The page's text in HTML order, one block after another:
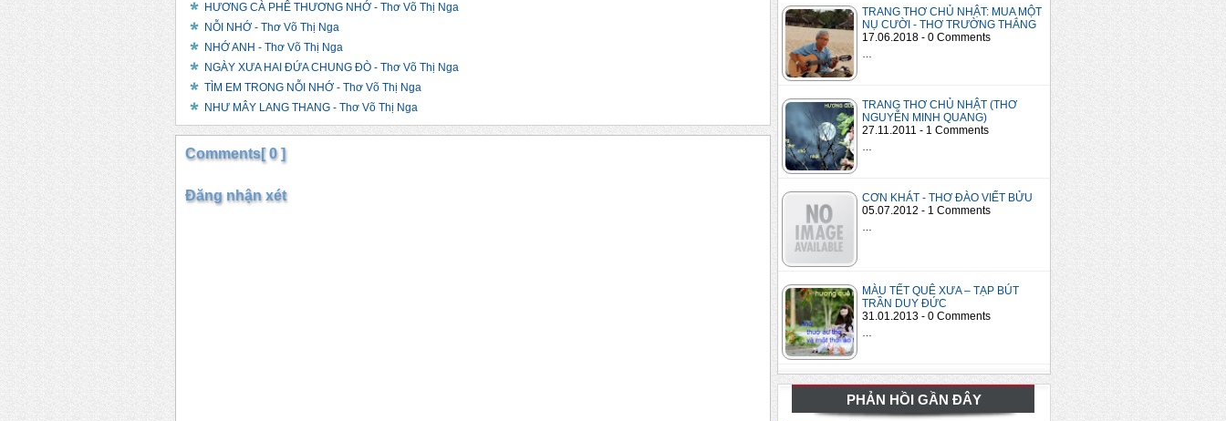
TRANG THƠ CHỦ NHẬT: MUA MỘT
NỤ CƯỜI - THƠ TRƯỜNG THẮNG
17.06.2018 - 0 Comments
TRANG THƠ CHỦ NHẬT (THƠ
NGUYỄN MINH QUANG)
27.11.2011 - 1 Comments
CƠN KHÁT - THƠ ĐÀO VIẾT BỬU
05.07.2012 - 1 Comments
MÀU TẾT QUÊ XƯA – TẠP BÚT
TRẦN DUY ĐỨC
31.01.2013 - 0 Comments
PHẢN HỒI GẦN ĐÂY
HƯƠNG CÀ PHÊ THƯƠNG NHỚ - Thơ Võ Thị Nga
NỖI NHỚ - Thơ Võ Thị Nga
NHỚ ANH - Thơ Võ Thị Nga
NGÀY XƯA HAI ĐỨA CHUNG ĐÒ - Thơ Võ Thị Nga
TÌM EM TRONG NỖI NHỚ - Thơ Võ Thị Nga
NHƯ MÂY LANG THANG - Thơ Võ Thị Nga
Comments[ 0 ]
Đăng nhận xét